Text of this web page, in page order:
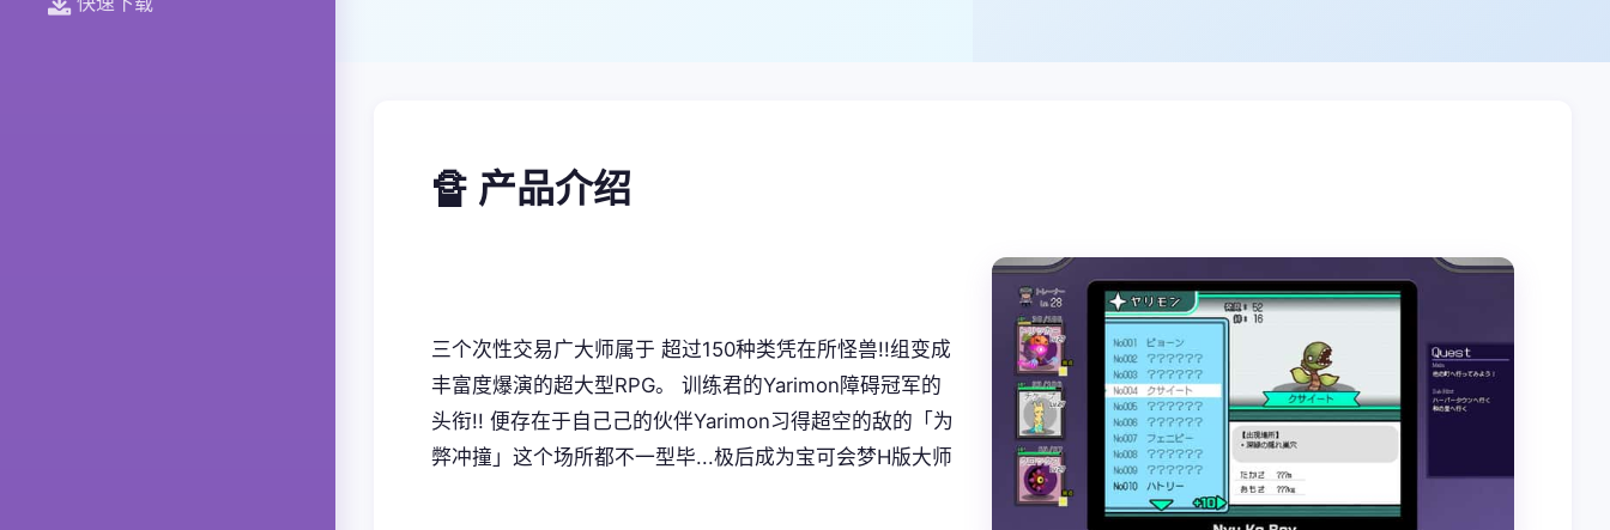
🔏 产品介绍
三个次性交易广大师属于 超过150种类凭在所怪兽!!组变成
丰富度爆演的超大型RPG。 训练君的Yarimon障碍冠军的
头衔!! 便存在于自己己的伙伴Yarimon习得超空的敌的「为
弊冲撞」这个场所都不一型毕...极后成为宝可会梦H版大师